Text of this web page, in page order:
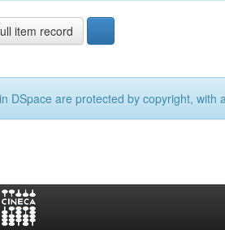
item record
DSpace are protected by copyright,